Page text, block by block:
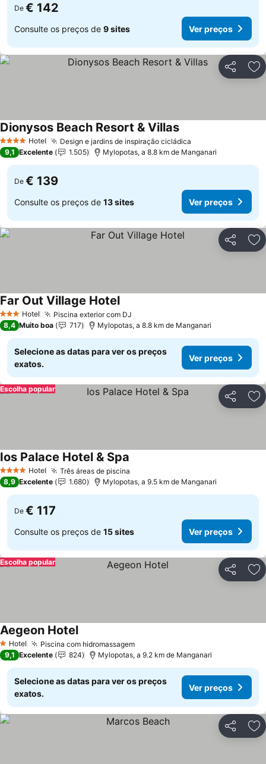
De € 142
Consulte os preços de 9 sites Ver preços
Partilhar
4 EstrelasHotel Design e jardins de inspiração cicládica
Dionysos Beach Resort & VillasVer preços
9,1 Excelente 1.505 Mylopotas, a 8.8 km de Manganari
De € 139
Consulte os preços de 13 sites Ver preços
Partilhar
3 EstrelasHotel Piscina exterior com DJ
Far Out Village HotelVer preços
8,4 Muito boa 717 Mylopotas, a 8.8 km de Manganari
Selecione as datas para ver os preços
exatos.
Ver preços
Partilhar
Escolha popular
4 EstrelasHotel Três áreas de piscina
Ios Palace Hotel & Spa
8,9 Excelente 1.680 Mylopotas, a 9.5 km de Manganari
De € 117
Consulte os preços de 15 sites Ver preços
Partilhar
Escolha popular
1 Estrelas
Hotel Piscina com hidromassagemVer preços
Aegeon HotelVer preços
9,1 Excelente 824 Mylopotas, a 9.2 km de Manganari
Selecione as datas para ver os preços
exatos.
Ver preços
Partilhar